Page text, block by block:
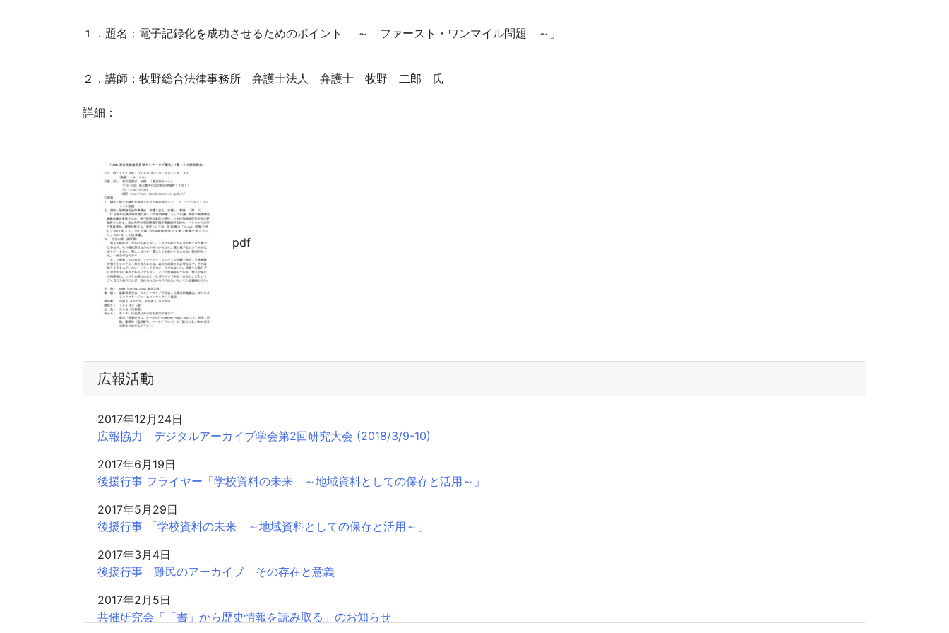
１．題名：電子記録化を成功させるためのポイント ～ ファースト・ワンマイル問題 ～」
２．講師：牧野総合法律事務所 弁護士法人 弁護士 牧野 二郎 氏
詳細：
pdf
広報活動
2017年12月24日
広報協力 デジタルアーカイブ学会第2回研究大会 (2018/3/9-10)
2017年6月19日
後援行事 フライヤー「学校資料の未来 ～地域資料としての保存と活用～」
2017年5月29日
後援行事 「学校資料の未来 ～地域資料としての保存と活用～」
2017年3月4日
後援行事 難民のアーカイブ その存在と意義
2017年2月5日
共催研究会「「書」から歴史情報を読み取る」のお知らせ